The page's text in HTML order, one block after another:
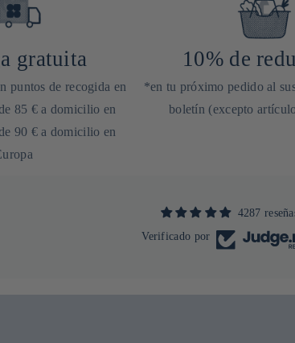
gratuita
puntos de recogida en
85 € a domicilio en
90 € a domicilio en
10% de
*en tu próximo pedido al
boletín (excepto
4287
Verificado por